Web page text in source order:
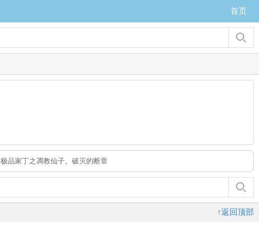
首页
极品家丁之凋教仙子 破灭的断章
↑返回顶部